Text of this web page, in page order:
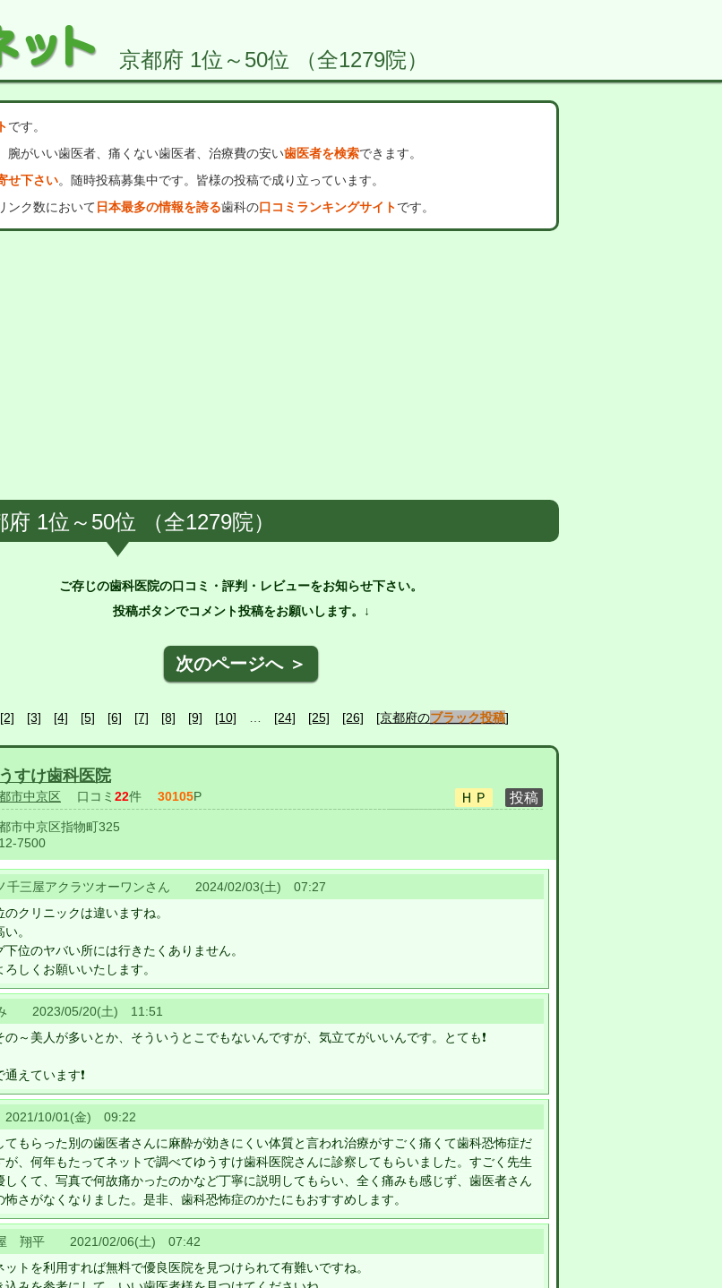
京都府 1位～50位 （全1279院）
です。
がいい歯医者、痛くない歯医者、治療費の安い歯医者を検索できます。
せ下さい。随時投稿募集中です。皆様の投稿で成り立っています。
ンク数において 日本最多の情報を誇る歯科の口コミランキングサイトです。
府 1位～50位 （全1279院）
ご存じの歯科医院の口コミ・評判・レビューをお知らせ下さい。
投稿ボタンでコメント投稿をお願いします。↓
次のページへ ＞
[2] [3] [4] [5] [6] [7] [8] [9] [10] [24] [25] [26] [京都府のブラック投稿]
すけ歯科医院
市中京区 口コミ 22件 30105P
市中京区指物町325
7500
千三屋アクラツオーワンさん 2024/02/03(土) 07:27
クリニックは違いますね。
。
下位のヤバい所には行きたくありません。
しくお願いいたします。
2023/05/20(土) 11:51
の～美人が多いとか、そういうとこでもないんですが、気立てがいいんです。とても❗️
えています❗️
10/01(金) 09:22
てもらった別の歯医者さんに麻酔が効きにくい体質と言われ治療がすごく痛くて歯科恐怖症だ
が、何年もたってネットで調べてゆうすけ歯科医院さんに診察してもらいました。すごく先生
しくて、写真で何故痛かったのかなど丁寧に説明してもらい、全く痛みも感じず、歯医者さん
怖さがなくなりました。是非、歯科恐怖症のかたにもおすすめします。
屋 翔平 2021/02/06(土) 07:42
ットを利用すれば無料で優良医院を見つけられて有難いですね。